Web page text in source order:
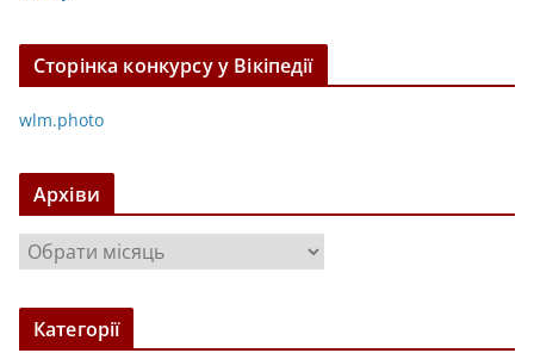
Сторінка конкурсу у Вікіпедії
wlm.photo
Архіви
р
х
Категорії